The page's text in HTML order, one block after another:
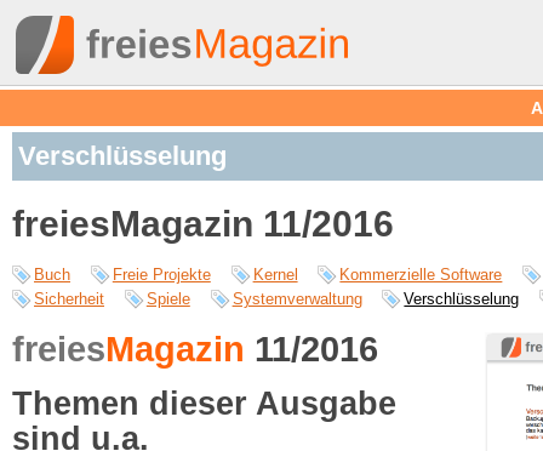
Verschlüsselung
freiesMagazin 11/2016
Buch Freie Projekte Kernel
Kommerzielle Software
Sicherheit
Spiele Systemverwaltung Verschlüsselung
freiesMagazin 11/2016
Themen dieser Ausgabe
sind u.a.